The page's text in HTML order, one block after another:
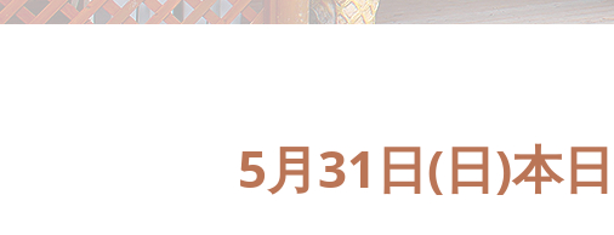
5月31日(日)本